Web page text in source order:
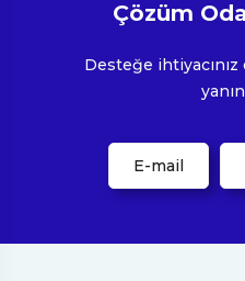
Çözüm
Desteğe
E-mail